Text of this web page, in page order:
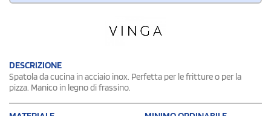
DESCRIZIONE
Spatola da cucina in acciaio inox. Perfetta per le fritture o per la
pizza. Manico in legno di frassino.